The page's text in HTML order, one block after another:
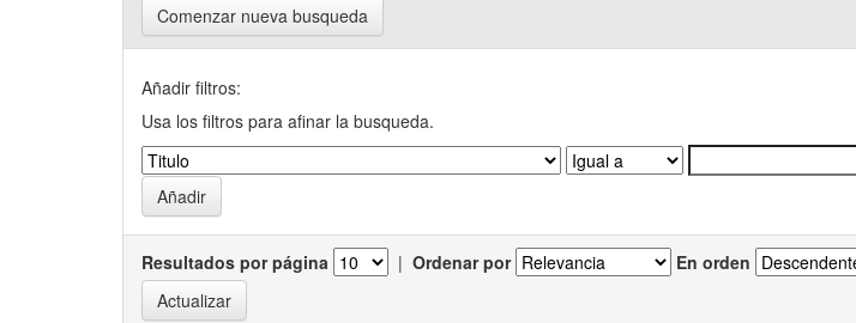
Comenzar nueva busqueda
Añadir filtros:
Usa los filtros para afinar la busqueda.
Resultados por página | Ordenar por En orden